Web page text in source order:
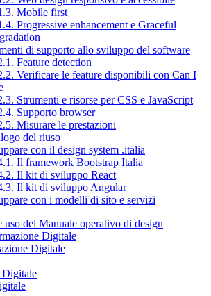
Mobile first
Progressive enhancement e Graceful
di supporto allo sviluppo del software
Feature detection
Verificare le feature disponibili con Can I
Strumenti e risorse per CSS e JavaScript
Supporto browser
Misurare le prestazioni
del riuso
con il design system .italia
Il framework Bootstrap Italia
Il kit di sviluppo React
Il kit di sviluppo Angular
con i modelli di sito e servizi
uso del Manuale operativo di design
Digitale